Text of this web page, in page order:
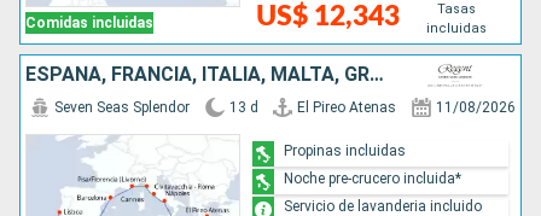
Comidas incluidas US$ 12,343
Tasas
incluidas
ESPAÑA, FRANCIA, ITALIA, MALTA, GRECIA, PORTUGAL
Seven Seas Splendor 13 d El Pireo Atenas 11/08/2026
Propinas incluidas
Noche pre-crucero incluida*
Servicio de lavanderia incluido